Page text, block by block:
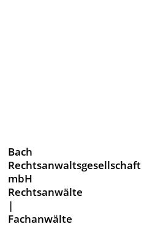
Bach
Rechtsanwaltsgesellschaft
mbH
Rechtsanwälte
|
Fachanwälte